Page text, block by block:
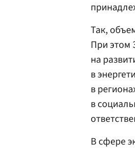
Так,
При этом
на
в
в
в
В сфере